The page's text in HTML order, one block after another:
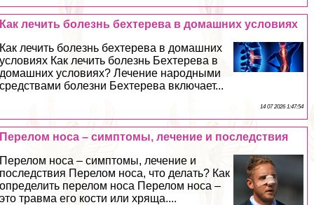
Как лечить болезнь бехтерева в домашних условиях
Как лечить болезнь бехтерева в домашних
условиях Как лечить болезнь Бехтерева в
домашних условиях? Лечение народными
средствами болезни Бехтерева включает...
14 07 2026 1:47:54
Перелом носа – симптомы, лечение и последствия
Перелом носа – симптомы, лечение и
последствия Перелом носа, что делать? Как
определить перелом носа Перелом носа –
это травма его кости или хряща....